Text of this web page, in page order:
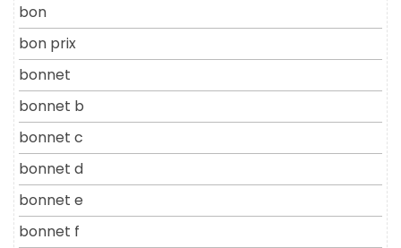
bon
bon prix
bonnet
bonnet b
bonnet c
bonnet d
bonnet e
bonnet f